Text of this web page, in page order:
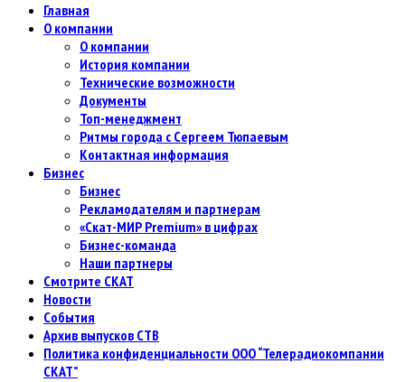
Главная
О компании
О компании
История компании
Технические возможности
Документы
Топ-менеджмент
Ритмы города с Сергеем Тюпаевым
Контактная информация
Бизнес
Бизнес
Рекламодателям и партнерам
«Скат-МИР Premium» в цифрах
Бизнес-команда
Наши партнеры
Смотрите СКАТ
Новости
События
Архив выпусков СТВ
Политика конфиденциальности ООО “Телерадиокомпании
СКАТ”